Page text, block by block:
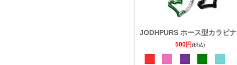
JODHPURS ホース型カラビナ
500円(税込)